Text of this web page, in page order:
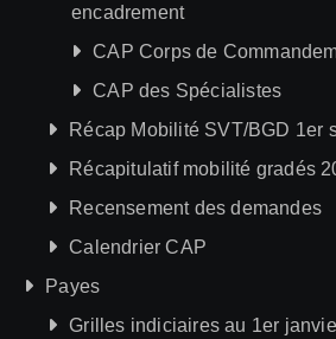
encadrement
CAP Corps de
CAP des Spécialistes
Récap Mobilité SVT/BGD 1er
Récapitulatif mobilité gradés
Recensement des demandes
Calendrier CAP
Payes
Grilles indiciaires au 1er